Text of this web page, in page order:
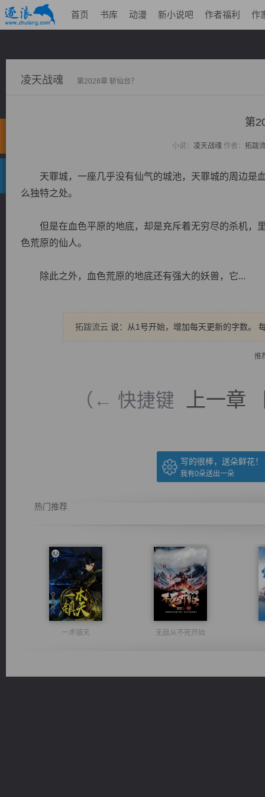
首页 书库 动漫 新小说吧 作者福利 作
凌天战魂 第2028章 斩仙台？
第
小说： 凌天战魂作者： 拓跋
天罪城，一座几乎没有仙气的城池，天罪城的周边是
么独特之处。
但是在血色平原的地底，却是充斥着无穷尽的杀机，
色荒原的仙人。
除此之外，血色荒原的地底还有强大的妖兽，它...
拓跋流云 说：从1号开始，增加每天更新的字数。
推
（← 快捷键 上一章
写的很棒，送朵鲜花！
我有0朵送出一朵
热门推荐
一术镇天 无敌从不死开始